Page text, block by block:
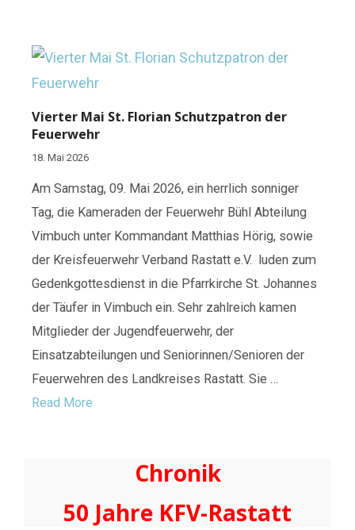
Vierter Mai St. Florian Schutzpatron der
Feuerwehr
18. Mai 2026
Am Samstag, 09. Mai 2026, ein herrlich sonniger
Tag, die Kameraden der Feuerwehr Bühl Abteilung
Vimbuch unter Kommandant Matthias Hörig, sowie
der Kreisfeuerwehr Verband Rastatt e.V. luden zum
Gedenkgottesdienst in die Pfarrkirche St. Johannes
der Täufer in Vimbuch ein. Sehr zahlreich kamen
Mitglieder der Jugendfeuerwehr, der
Einsatzabteilungen und Seniorinnen/Senioren der
Feuerwehren des Landkreises Rastatt. Sie …
Read More
Chronik
50 Jahre KFV-Rastatt